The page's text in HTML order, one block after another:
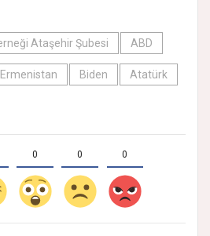
Ataşehir Şubesi
ABD
Ermenistan Biden Atatürk
0 0 0